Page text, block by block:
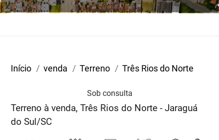
Início venda Terreno Três Rios do Norte
Sob consulta
Terreno à venda, Três Rios do Norte - Jaraguá
do Sul/SC